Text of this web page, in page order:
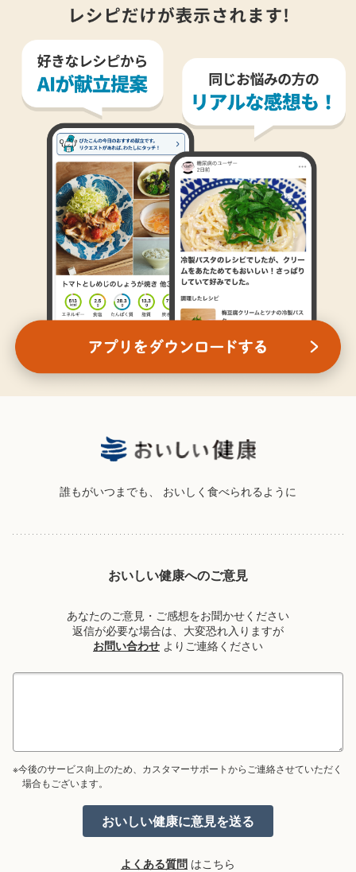
誰もがいつまでも、 おいしく食べられるように
おいしい健康へのご意見
あなたのご意見・ご感想をお聞かせください
返信が必要な場合は、大変恐れ入りますが
お問い合わせ よりご連絡ください
※今後のサービス向上のため、カスタマーサポートからご連絡させていただく
場合もございます。
よくある質問 はこちら